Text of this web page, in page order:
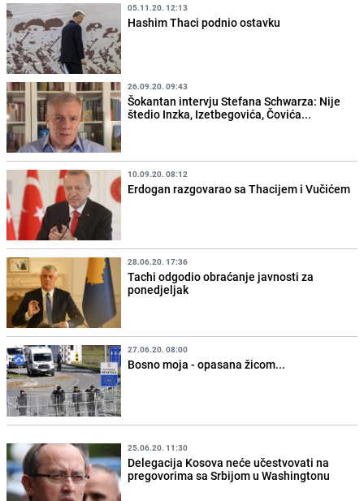
05.11.20. 12:13
Hashim Thaci podnio ostavku
26.09.20. 09:43
Šokantan intervju Stefana Schwarza: Nije
štedio Inzka, Izetbegovića, Čovića...
10.09.20. 08:12
Erdogan razgovarao sa Thacijem i Vučićem
28.06.20. 17:36
Tachi odgodio obraćanje javnosti za
ponedjeljak
27.06.20. 08:00
Bosno moja - opasana žicom...
25.06.20. 11:30
Delegacija Kosova neće učestvovati na
pregovorima sa Srbijom u Washingtonu